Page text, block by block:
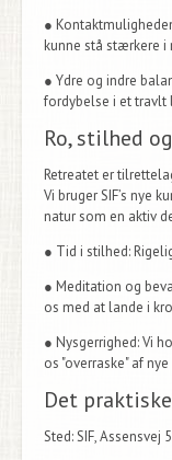
●
kunne stå stærkere
● Ydre og indre
fordybelse i et travlt
Ro, stilhed
Retreatet er
Vi bruger SIF’s nye
natur som en aktiv
● Tid i stilhed:
● Meditation og
os med at lande i
● Nysgerrighed:Vi
os "overraske" af
Det praktiske
Sted:SIF, Assensvej